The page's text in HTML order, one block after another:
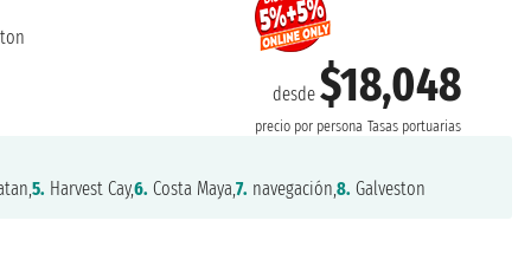
desde$18,048
precio por persona Tasas portuarias
5. Harvest Cay,6. Costa Maya,7. navegación,8. Galveston